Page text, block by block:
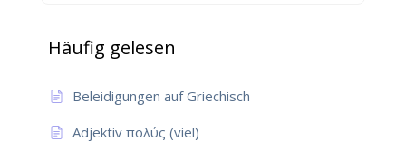
Häufig gelesen
Beleidigungen auf Griechisch
Adjektiv πολύς (viel)